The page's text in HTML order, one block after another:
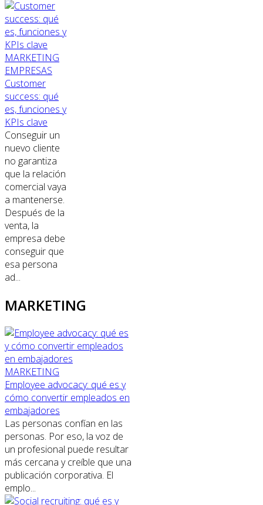
MARKETING
EMPRESAS
Customer
success: qué
es, funciones y
KPIs clave
Conseguir un
nuevo cliente
no garantiza
que la relación
comercial vaya
a mantenerse.
Después de la
venta, la
empresa debe
conseguir que
esa persona
ad...
MARKETING
MARKETING
Employee advocacy: qué es y
cómo convertir empleados en
embajadores
Las personas confían en las
personas. Por eso, la voz de
un profesional puede resultar
más cercana y creíble que una
publicación corporativa. El
emplo...